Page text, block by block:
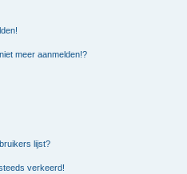
meer aanmelden!?
lijst?
verkeerd!